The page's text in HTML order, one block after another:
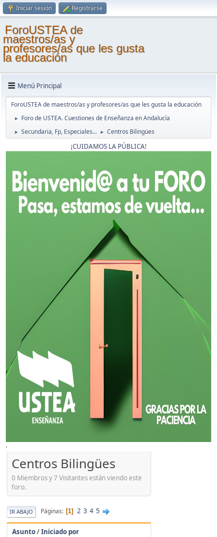
Iniciar sesión Registrarse
ForoUSTEA de
maestros/as y
profesores/as que les gusta
la educación
Menú Principal
ForoUSTEA de maestros/as y profesores/as que les gusta la educación
► Foro de USTEA. Cuestiones de Enseñanza en Andalucía
► Secundaria, Fp, Especiales... ► Centros Bilingües
¡CUIDAMOS LA PÚBLICA!
'
Centros Bilingües
0 Miembros y 7 Visitantes están viendo este
foro.
IR ABAJO Páginas 1 2 3 4 5
Asunto/Iniciado por